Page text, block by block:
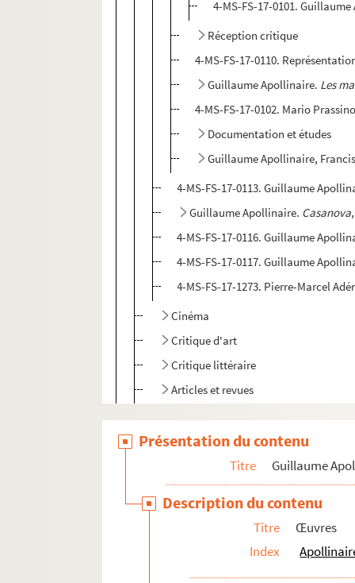
4-MS-FS-17-0101.
Réception critique
4-MS-FS-17-0110.
Guillaume Apollinaire. Les
4-MS-FS-17-0102. Mario
Documentation et études
Guillaume Apollinaire,
4-MS-FS-17-0113. Guillaume
Guillaume Apollinaire. Casanova
4-MS-FS-17-0116. Guillaume
4-MS-FS-17-0117. Guillaume
4-MS-FS-17-1273. Pierre-Marcel
Cinéma
Critique d'art
Critique littéraire
Articles et revues
4-MS-FS-17-0238. Préfaces
Manuscrits conservés
Publications d'œuvres
Bibliographie des œuvres
Présentation du contenu
Titre Guillaume
Description du contenu
Titre
Œuvres
Index